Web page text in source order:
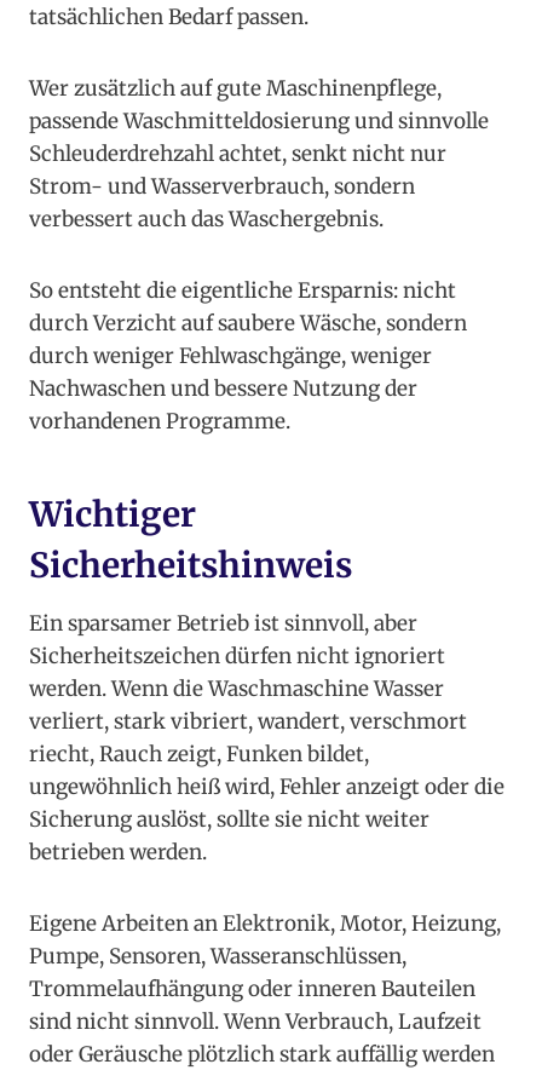
tatsächlichen Bedarf passen.
Wer zusätzlich auf gute Maschinenpflege,
passende Waschmitteldosierung und sinnvolle
Schleuderdrehzahl achtet, senkt nicht nur
Strom- und Wasserverbrauch, sondern
verbessert auch das Waschergebnis.
So entsteht die eigentliche Ersparnis: nicht
durch Verzicht auf saubere Wäsche, sondern
durch weniger Fehlwaschgänge, weniger
Nachwaschen und bessere Nutzung der
vorhandenen Programme.
Wichtiger
Sicherheitshinweis
Ein sparsamer Betrieb ist sinnvoll, aber
Sicherheitszeichen dürfen nicht ignoriert
werden. Wenn die Waschmaschine Wasser
verliert, stark vibriert, wandert, verschmort
riecht, Rauch zeigt, Funken bildet,
ungewöhnlich heiß wird, Fehler anzeigt oder die
Sicherung auslöst, sollte sie nicht weiter
betrieben werden.
Eigene Arbeiten an Elektronik, Motor, Heizung,
Pumpe, Sensoren, Wasseranschlüssen,
Trommelaufhängung oder inneren Bauteilen
sind nicht sinnvoll. Wenn Verbrauch, Laufzeit
oder Geräusche plötzlich stark auffällig werden